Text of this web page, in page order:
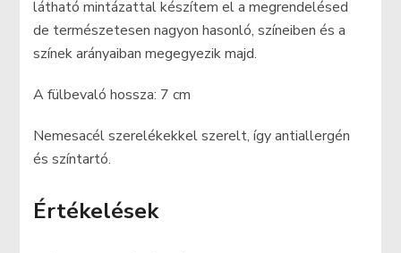
látható mintázattal készítem el a megrendelésed
de természetesen nagyon hasonló, színeiben és a
színek arányaiban megegyezik majd.
A fülbevaló hossza: 7 cm
Nemesacél szerelékekkel szerelt, így antiallergén
és színtartó.
Értékelések